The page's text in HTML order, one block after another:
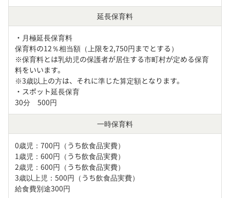
延長保育料
・月極延長保育料
保育料の12％相当額（上限を2,750円までとする）
※保育料とは乳幼児の保護者が居住する市町村が定める保育
料をいいます。
※3歳以上の方は、それに準じた算定額となります。
・スポット延長保育
30分　500円
一時保育料
0歳児：700円（うち飲食品実費）
1歳児：600円（うち飲食品実費）
2歳児：600円（うち飲食品実費）
3歳以上児：500円（うち飲食品実費）
給食費別途300円